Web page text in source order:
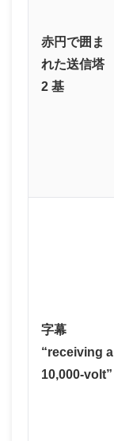
赤円で囲ま
れた送信塔
2 基
字幕
“receiving a
10,000-volt”